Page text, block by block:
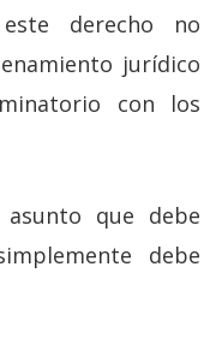
derecho no
jurídico
con los
que debe
debe